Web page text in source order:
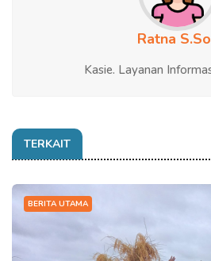
Ratna
Kasie. Layanan
TERKAIT
BERITA UTAMA